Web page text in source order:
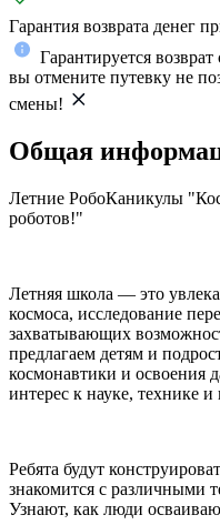
Гарантия возврата денег
Гарантируется
вы отмените путевку не
смены!
Общая
Летние РобоКаникулы
роботов!"
Летняя школа — это
космоса, исследование
захватывающих
предлагаем детям и
космонавтики и освоения
интерес к науке, технике
Ребята будут
знакомится с различными
Узнают, как люди